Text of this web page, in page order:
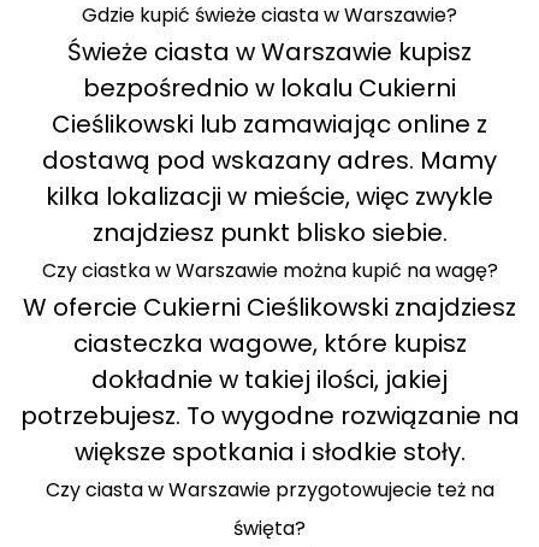
Gdzie kupić świeże ciasta w Warszawie?
Świeże ciasta w Warszawie kupisz
bezpośrednio w lokalu Cukierni
Cieślikowski lub zamawiając online z
dostawą pod wskazany adres. Mamy
kilka lokalizacji w mieście, więc zwykle
znajdziesz punkt blisko siebie.
Czy ciastka w Warszawie można kupić na wagę?
W ofercie Cukierni Cieślikowski znajdziesz
ciasteczka wagowe, które kupisz
dokładnie w takiej ilości, jakiej
potrzebujesz. To wygodne rozwiązanie na
większe spotkania i słodkie stoły.
Czy ciasta w Warszawie przygotowujecie też na
święta?